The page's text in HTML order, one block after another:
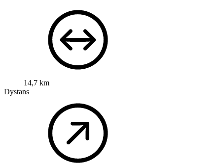
14,7 km
Dystans